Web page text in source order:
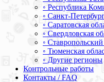
◦ Республика
◦ Санкт-
◦ Саратовская
◦ Свердловская
◦
◦ Тюменская
◦ Другие регионы
Контрольные работы
Контакты / FAQ